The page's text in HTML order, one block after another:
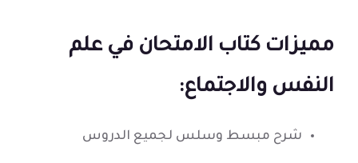
مميزات كتاب الامتحان في علم
النفس والاجتماع:
شرح مبسط وسلس لجميع الدروس